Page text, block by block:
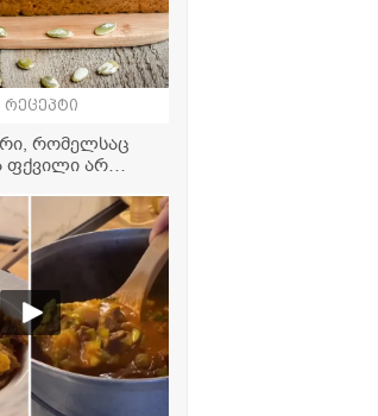
რეცეპტი
რომელსაც
ფქვილი არ